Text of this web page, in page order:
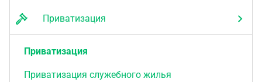
Приватизация
Приватизация
Приватизация служебного жилья